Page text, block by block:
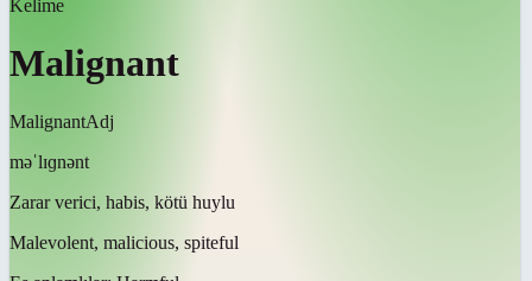
Kelime
Malignant
MalignantAdj
məˈlɪɡnənt
Zarar verici, habis, kötü huylu
Malevolent, malicious, spiteful